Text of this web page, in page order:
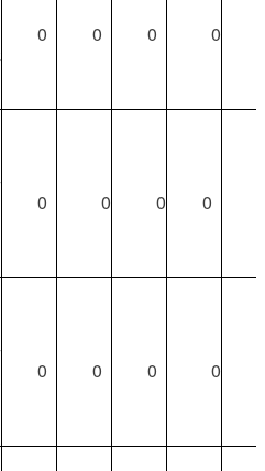
0 0 0 0
0 0 0 0
0 0 0 0